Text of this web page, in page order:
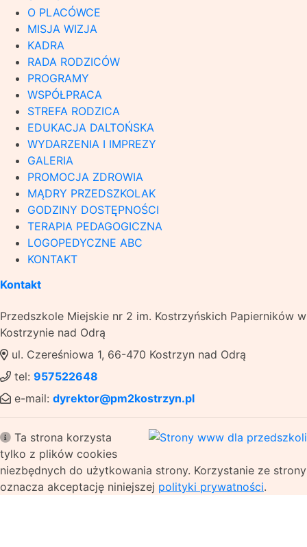
O PLACÓWCE
MISJA WIZJA
KADRA
RADA RODZICÓW
PROGRAMY
WSPÓŁPRACA
STREFA RODZICA
EDUKACJA DALTOŃSKA
WYDARZENIA I IMPREZY
GALERIA
PROMOCJA ZDROWIA
MĄDRY PRZEDSZKOLAK
GODZINY DOSTĘPNOŚCI
TERAPIA PEDAGOGICZNA
LOGOPEDYCZNE ABC
KONTAKT
Kontakt
Przedszkole Miejskie nr 2 im. Kostrzyńskich Papierników w
Kostrzynie nad Odrą
ul. Czereśniowa 1, 66-470 Kostrzyn nad Odrą
tel: 957522648
e-mail: dyrektor@pm2kostrzyn.pl
Ta strona korzysta
tylko z plików cookies
niezbędnych do użytkowania strony. Korzystanie ze strony
oznacza akceptację niniejszej polityki prywatności.